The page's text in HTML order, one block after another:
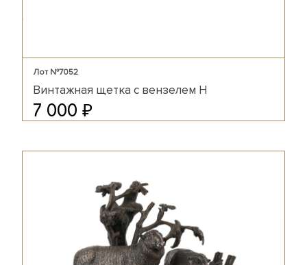
Лот №7052
Винтажная щетка с вензелем Н
7 000 ₽